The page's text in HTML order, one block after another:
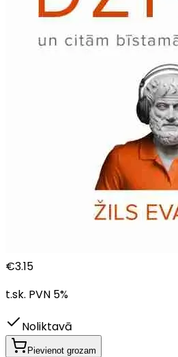
€3.15
t.sk. PVN 5%
Noliktavā
Pievienot grozam